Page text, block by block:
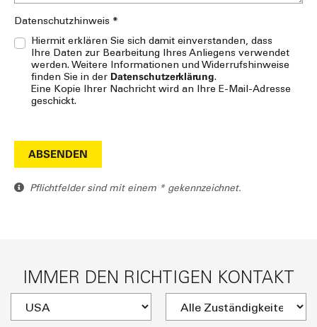
Datenschutzhinweis *
Hiermit erklären Sie sich damit einverstanden, dass
Ihre Daten zur Bearbeitung Ihres Anliegens verwendet
werden. Weitere Informationen und Widerrufshinweise
finden Sie in der Datenschutzerklärung.
Eine Kopie Ihrer Nachricht wird an Ihre E-Mail-Adresse
geschickt.
Pflichtfelder sind mit einem * gekennzeichnet.
IMMER DEN RICHTIGEN KONTAKT